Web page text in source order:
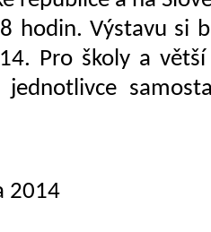
hodin. Výstavu si
Pro školy a
jednotlivce
2014